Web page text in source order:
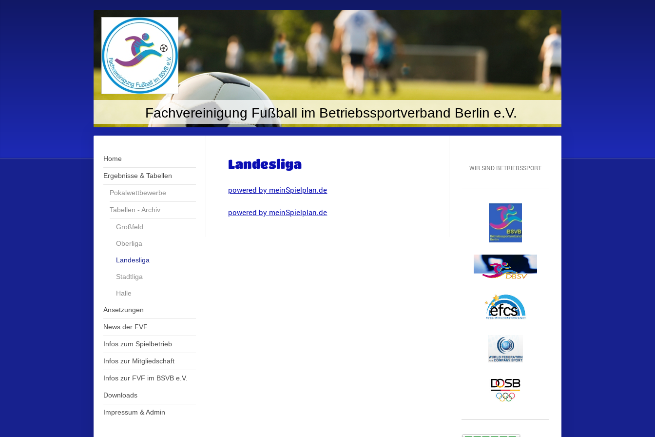
Fachvereinigung Fußball im Betriebssportverband Berlin e.V.
Home
Ergebnisse & Tabellen
Pokalwettbewerbe
Tabellen - Archiv
Großfeld
Oberliga
Landesliga
Stadtliga
Halle
Ansetzungen
News der FVF
Infos zum Spielbetrieb
Infos zur Mitgliedschaft
Infos zur FVF im BSVB e.V.
Downloads
Impressum & Admin
Landesliga
powered by meinSpielplan.de
powered by meinSpielplan.de
WIR SIND BETRIEBSSPORT